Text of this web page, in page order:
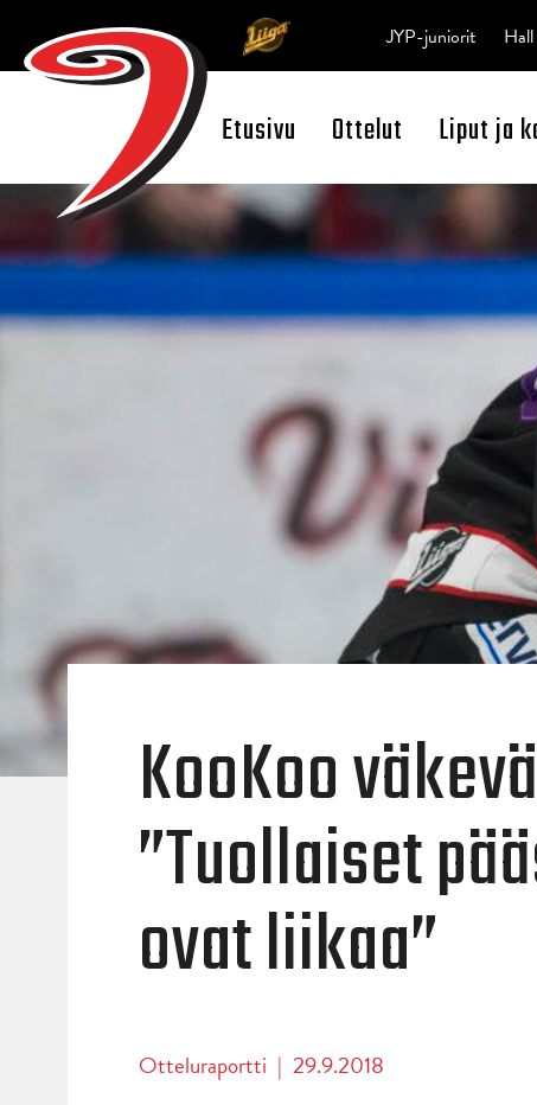
Open Search
Etusivu Ottelut Liput ja
JYP-juniorit
KooKoo
”Tuollaiset
ovat liikaa”
Otteluraportti | 29.9.2018